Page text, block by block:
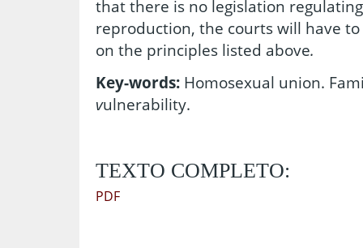
that there is no legislation
reproduction, the courts will have
on the principles listed above.
Key-words: Homosexual union.
vulnerability.
TEXTO COMPLETO:
PDF